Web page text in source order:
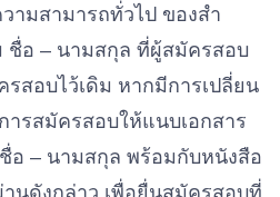
ามสามารถทั่วไป ของสํา
ชื่อ – นามสกุล ที่ผู้สมัครสอบ
สอบไว้เดิม หากมีการเปลี่ยน
ารสมัครสอบให้แนบเอกสาร
อ – นามสกุล พร้อมกับหนังสือ
นดังกล่าว เพื่อยื่นสมัครสอบที่